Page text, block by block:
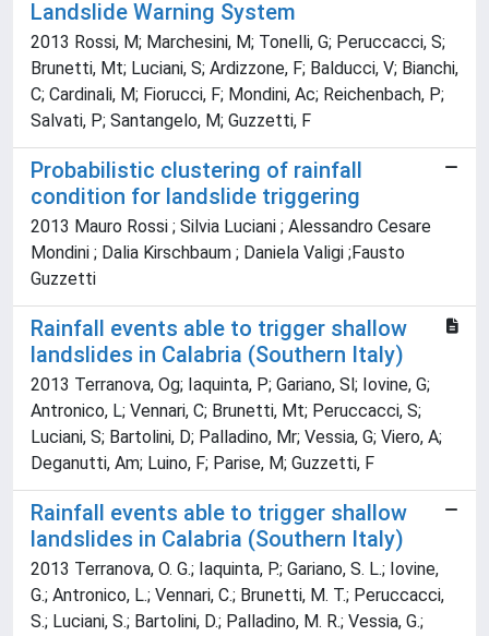
Landslide Warning System
2013 Rossi, M; Marchesini, M; Tonelli, G; Peruccacci, S;
Brunetti, Mt; Luciani, S; Ardizzone, F; Balducci, V; Bianchi,
C; Cardinali, M; Fiorucci, F; Mondini, Ac; Reichenbach, P;
Salvati, P; Santangelo, M; Guzzetti, F
Probabilistic clustering of rainfall
condition for landslide triggering
2013 Mauro Rossi ; Silvia Luciani ; Alessandro Cesare
Mondini ; Dalia Kirschbaum ; Daniela Valigi ;Fausto
Guzzetti
Rainfall events able to trigger shallow
landslides in Calabria (Southern Italy)
2013 Terranova, Og; Iaquinta, P; Gariano, Sl; Iovine, G;
Antronico, L; Vennari, C; Brunetti, Mt; Peruccacci, S;
Luciani, S; Bartolini, D; Palladino, Mr; Vessia, G; Viero, A;
Deganutti, Am; Luino, F; Parise, M; Guzzetti, F
Rainfall events able to trigger shallow
landslides in Calabria (Southern Italy)
2013 Terranova, O. G.; Iaquinta, P.; Gariano, S. L.; Iovine,
G.; Antronico, L.; Vennari, C.; Brunetti, M. T.; Peruccacci,
S.; Luciani, S.; Bartolini, D.; Palladino, M. R.; Vessia, G.;